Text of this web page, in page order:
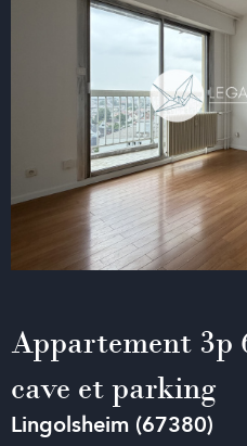
Appartement 3p
cave et parking
Lingolsheim (67380)